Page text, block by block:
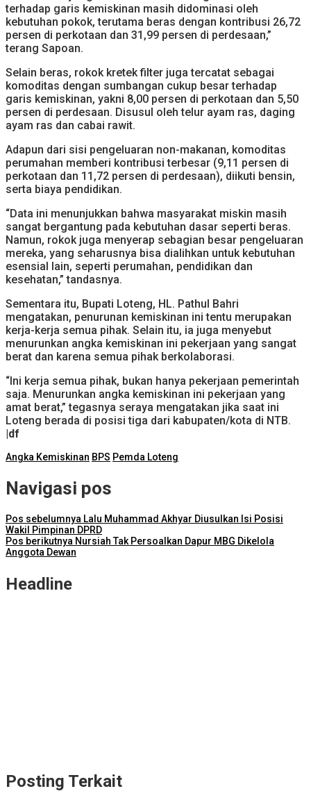
terhadap garis kemiskinan masih didominasi oleh
kebutuhan pokok, terutama beras dengan kontribusi 26,72
persen di perkotaan dan 31,99 persen di perdesaan,”
terang Sapoan.
Selain beras, rokok kretek filter juga tercatat sebagai
komoditas dengan sumbangan cukup besar terhadap
garis kemiskinan, yakni 8,00 persen di perkotaan dan 5,50
persen di perdesaan. Disusul oleh telur ayam ras, daging
ayam ras dan cabai rawit.
Adapun dari sisi pengeluaran non-makanan, komoditas
perumahan memberi kontribusi terbesar (9,11 persen di
perkotaan dan 11,72 persen di perdesaan), diikuti bensin,
serta biaya pendidikan.
“Data ini menunjukkan bahwa masyarakat miskin masih
sangat bergantung pada kebutuhan dasar seperti beras.
Namun, rokok juga menyerap sebagian besar pengeluaran
mereka, yang seharusnya bisa dialihkan untuk kebutuhan
esensial lain, seperti perumahan, pendidikan dan
kesehatan,” tandasnya.
Sementara itu, Bupati Loteng, HL. Pathul Bahri
mengatakan, penurunan kemiskinan ini tentu merupakan
kerja-kerja semua pihak. Selain itu, ia juga menyebut
menurunkan angka kemiskinan ini pekerjaan yang sangat
berat dan karena semua pihak berkolaborasi.
“Ini kerja semua pihak, bukan hanya pekerjaan pemerintah
saja. Menurunkan angka kemiskinan ini pekerjaan yang
amat berat,” tegasnya seraya mengatakan jika saat ini
Loteng berada di posisi tiga dari kabupaten/kota di NTB.
|df
Angka Kemiskinan BPS Pemda Loteng
Navigasi pos
Pos sebelumnya Lalu Muhammad Akhyar Diusulkan Isi Posisi
Wakil Pimpinan DPRD
Pos berikutnya Nursiah Tak Persoalkan Dapur MBG Dikelola
Anggota Dewan
Headline
Posting Terkait